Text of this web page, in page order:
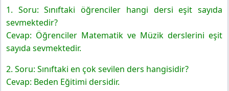
1. Soru: Sınıftaki öğrenciler hangi dersi eşit sayıda
sevmektedir?
Cevap: Öğrenciler Matematik ve Müzik derslerini eşit
sayıda sevmektedir.
2. Soru: Sınıftaki en çok sevilen ders hangisidir?
Cevap: Beden Eğitimi dersidir.